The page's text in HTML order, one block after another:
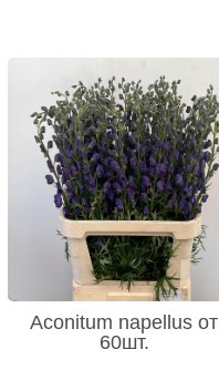
Aconitum napellus от
60шт.